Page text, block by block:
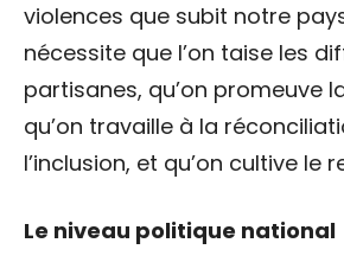
violences que subit notre
nécessite que l’on taise les
partisanes, qu’on promeuve
qu’on travaille à la
l’inclusion, et qu’on cultive le
Le niveau politique national